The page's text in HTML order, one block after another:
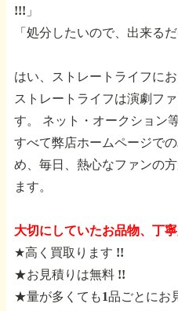
!!!」
「処分したいので、出来る
はい、ストレートライフに
ストレートライフは演劇フ
す。
ネット・オークション
すべて弊店ホームページでの
め、毎日、熱心なファンの
ます。
大切にしていたお品物、丁
★高く買取ります !!
★お見積りは無料 !!
★量が多くても1品ごとにお